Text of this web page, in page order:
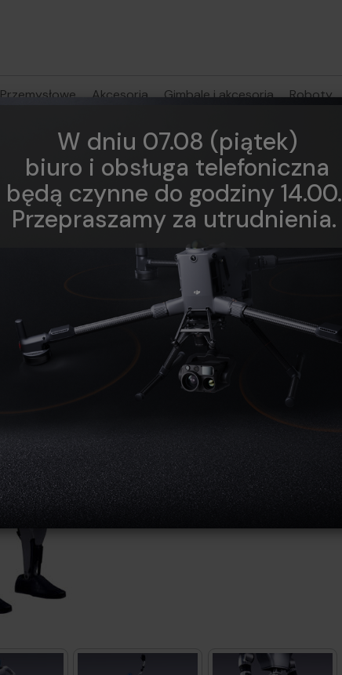
W dniu 07.08 (piątek)
biuro i obsługa telefoniczna
będą czynne do godziny 14.00.
Przepraszamy za utrudnienia.
Przemysłowe Akcesoria Gimbale i akcesoria Roboty